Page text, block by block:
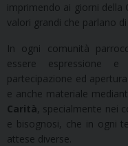
imprimendo ai giorni della
valori grandi che parlano
In ogni comunità
essere espressione
partecipazione ed
e anche materiale
Carità, specialmente nei
e bisognosi, che in ogni
attese diverse.